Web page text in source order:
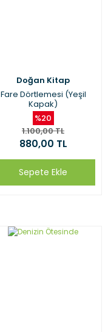
Doğan Kitap
Fare Dörtlemesi (Yeşil
Kapak)
%20
1.100,00 TL
880,00 TL
Sepete Ekle